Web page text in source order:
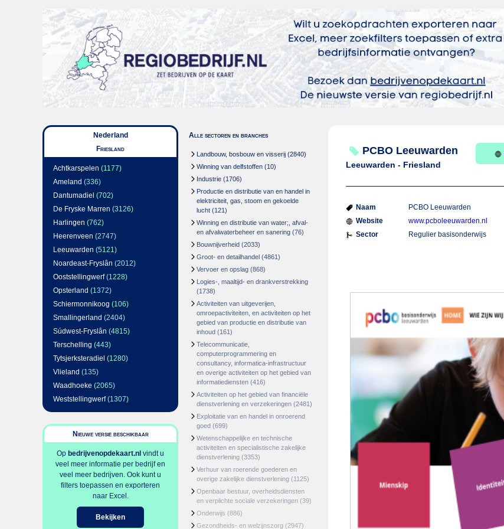
Nederland
Friesland
Achtkarspelen (1177)
Ameland (336)
Dantumadiel (702)
De Fryske Marren (3126)
Harlingen (762)
Heerenveen (2747)
Leeuwarden (5121)
Noardeast-Fryslân (2012)
Ooststellingwerf(1228)
Opsterland (1372)
Schiermonnikoog (106)
Smallingerland (2404)
Súdwest-Fryslân (4815)
Terschelling (443)
Tytsjerksteradiel (1280)
Vlieland (135)
Waadhoeke (2065)
Weststellingwerf(1307)
Nieuwe versie beschikbaar
Op bedrijvenopdekaart.nl vindt u
veel meer informatie per bedrijf en
veel meer bedrijven. Ook kunt u
filters toepassen en exporteren
naar Excel.
Bekijken
Alle sectoren en branches
Landbouw, bosbouw en visserij (2840)
Winning van delfstoffen (10)
Industrie (1706)
Productie en distributie van en handel in
elektriciteit, gas, stoom en gekoelde
lucht (121)
Winning en distributie van water;, afval-
en afvalwaterbeheer en sanering (76)
Bouwnijverheid (2033)
Groot- en detailhandel (4861)
Vervoer en opslag (868)
Logies-, maaltijd- en drankverstrekking
(1738)
Activiteiten van uitgeverijen,
omroepactiviteiten, en activiteiten op het
gebied van productie en distributie van
inhoud (161)
Telecommunicatie,
computerprogrammering en
consultancy, informatica-infrastructuur
en overige activiteiten op het gebied van
informatiediensten (416)
Activiteiten op het gebied van financiële
dienstverlening en verzekeringen (2481)
Exploitatie van en handel in onroerend
goed (699)
Wetenschappelijke en technische
activiteiten en specialistische zakelijke
dienstverlening (3353)
Verhuur van roerende goederen en
overige zakelijke dienstverlening (1125)
Openbaar bestuur, overheidsdiensten
en verplichte sociale verzekeringen (39)
Onderwijs (886)
Gezondheids- en welzijnszorg (2947)
PCBO Leeuwarden
Leeuwarden - Friesland
Naam
PCBO Leeuwarden
Website
www.pcboleeuwarden.nl
Sector
Regulier basisonderwijs